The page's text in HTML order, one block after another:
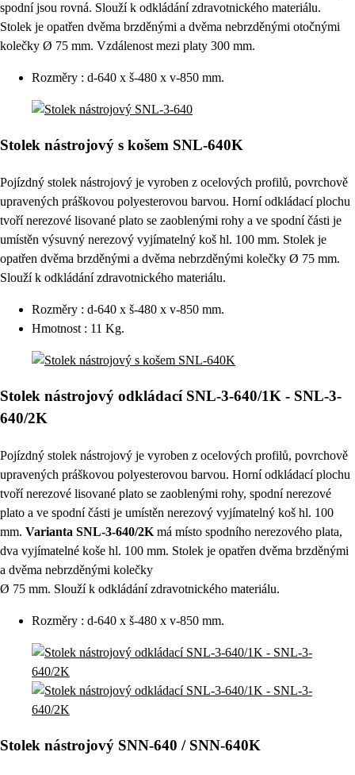
spodní jsou rovná. Slouží k odkládání zdravotnického materiálu.
Stolek je opatřen dvěma brzděnými a dvěma nebrzděnými otočnými
kolečky Ø 75 mm. Vzdálenost mezi platy 300 mm.
Rozměry : d-640 x š-480 x v-850 mm.
Stolek nástrojový s košem SNL-640K
Pojízdný stolek nástrojový je vyroben z ocelových profilů, povrchově
upravených práškovou polyesterovou barvou. Horní odkládací plochu
tvoří nerezové lisované plato se zaoblenými rohy a ve spodní části je
umístěn výsuvný nerezový vyjímatelný koš hl. 100 mm. Stolek je
opatřen dvěma brzděnými a dvěma nebrzděnými kolečky Ø 75 mm.
Slouží k odkládání zdravotnického materiálu.
Rozměry : d-640 x š-480 x v-850 mm.
Hmotnost : 11 Kg.
Stolek nástrojový odkládací SNL-3-640/1K - SNL-3-
640/2K
Pojízdný stolek nástrojový je vyroben z ocelových profilů, povrchově
upravených práškovou polyesterovou barvou. Horní odkládací plochu
tvoří nerezové lisované plato se zaoblenými rohy, spodní nerezové
plato a ve spodní části je umístěn nerezový vyjímatelný koš hl. 100
mm. Varianta SNL-3-640/2K má místo spodního nerezového plata,
dva vyjímatelné koše hl. 100 mm. Stolek je opatřen dvěma brzděnými
a dvěma nebrzděnými kolečky
Ø 75 mm. Slouží k odkládání zdravotnického materiálu.
Rozměry : d-640 x š-480 x v-850 mm.
Stolek nástrojový SNN-640 / SNN-640K